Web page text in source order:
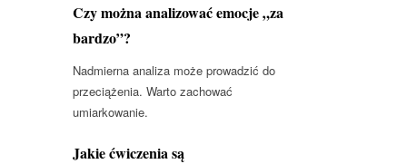
Czy można analizować emocje „za
bardzo”?
Nadmierna analiza może prowadzić do
przeciążenia. Warto zachować
umiarkowanie.
Jakie ćwiczenia są